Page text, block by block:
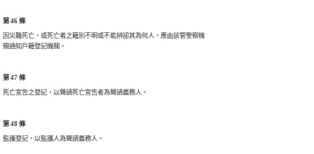
第 46 條
因災難死亡，或死亡者之籍別不明或不能辨認其為何人，應由該管警察機
關通知戶籍登記機關。
第 47 條
死亡宣告之登記，以聲請死亡宣告者為聲請義務人。
第 48 條
監護登記，以監護人為聲請義務人。